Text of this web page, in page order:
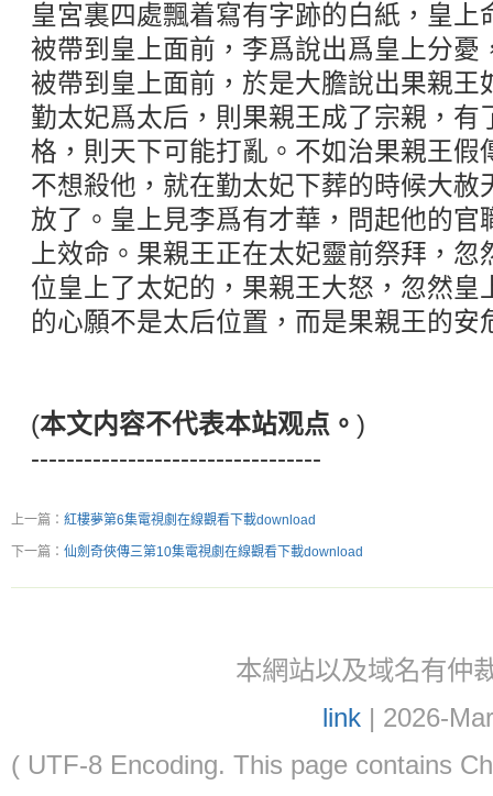
皇宮裏四處飄着寫有字跡的白紙，皇上
被帶到皇上面前，李爲說出爲皇上分憂
被帶到皇上面前，於是大膽說出果親王
勤太妃爲太后，則果親王成了宗親，有
格，則天下可能打亂。不如治果親王假
不想殺他，就在勤太妃下葬的時候大赦
放了。皇上見李爲有才華，問起他的官
上效命。果親王正在太妃靈前祭拜，
位皇上了太妃的，果親王大怒，忽然皇
的心願不是太后位置，而是果親王的安
(本文内容不代表本站观点。 )
---------------------------------
上一篇： 紅樓夢第6集電視劇在線觀看下載download
下一篇： 仙劍奇俠傳三第10集電視劇在線觀看下載download
本網站以及域名有仲
link| 2026-
( UTF-8 Encoding. This page contains